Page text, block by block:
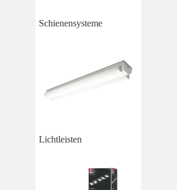
Schienensysteme
Lichtleisten